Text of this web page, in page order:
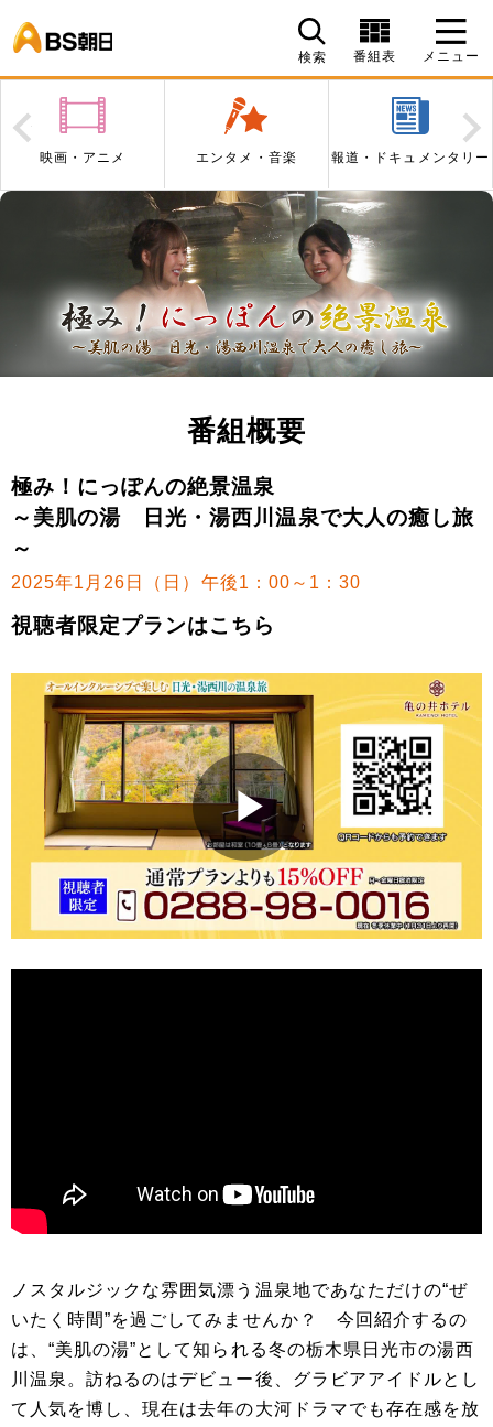
検索 番組表 メニュー
画・アニメ エンタメ・音楽 報道・ドキュメンタリー
Prev
番組概要
極み！にっぽんの絶景温泉
～美肌の湯 日光・湯西川温泉で大人の癒し旅
～
2025年1月26日（日）午後1：00～1：30
視聴者限定プランはこちら
ノスタルジックな雰囲気漂う温泉地であなただけの“ぜ
いたく時間”を過ごしてみませんか？ 今回紹介するの
は、“美肌の湯”として知られる冬の栃木県日光市の湯西
川温泉。訪ねるのはデビュー後、グラビアアイドルとし
て人気を博し、現在は去年の大河ドラマでも存在感を放